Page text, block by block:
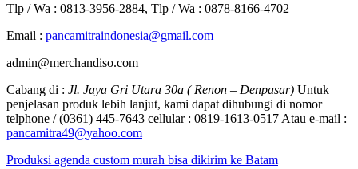
Tlp / Wa : 0813-3956-2884, Tlp / Wa : 0878-8166-4702
Email : pancamitraindonesia@gmail.com
admin@merchandiso.com
Cabang di : Jl. Jaya Gri Utara 30a ( Renon – Denpasar) Untuk
penjelasan produk lebih lanjut, kami dapat dihubungi di nomor
telphone / (0361) 445-7643 cellular : 0819-1613-0517 Atau e-mail :
pancamitra49@yahoo.com
Produksi agenda custom murah bisa dikirim ke Batam